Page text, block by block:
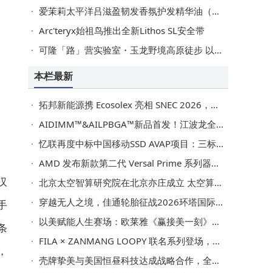
爱茉莉太平洋吕滋盈韧发香氛护发精华油（首尔落日香）全新上市
Arc'teryx始祖鸟推出全新Lithos SL安全带
可隆「路」营实验室・玉龙野境高原徒步 以专业践行无痕户外，共赴山野之约
本栏最新
拓邦新能源携 Ecosolex 亮相 SNEC 2026，展示面向零碳园区的云储一体化解决方案
AIDIMM™&AILPBGA™新品首发！江波龙全栈端侧AI存储应用亮相COMPUTEX 2026
忆联再度中标中国移动SSD AVAP项目：三标段中标，双项夺魁，总容量第一
AMD 发布新款第二代 Versal Prime 系列器件：业界领先的标量计算能力，更小的尺寸规格
北京太空智算研究院在北京亦庄成立 太空算力产业发展迈出关键一步
穿越无人之境，佳通轮胎征战2026环塔国际拉力赛
以美赋能人生赛场：欧莱雅《赢接美一刻》上海首映
FILA × ZANMANG LOOPY 联名系列登场，为日常穿搭注入情绪陪伴
壳牌挚美与美国恒昼科技达成战略合作，全方位布局汽车膜领域